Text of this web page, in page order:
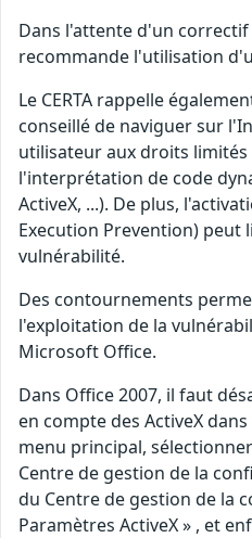
Dans l'attente d'un correctif
recommande l'utilisation
Le CERTA rappelle
conseillé de naviguer sur
utilisateur aux droits
l'interprétation de code
ActiveX, ...). De plus,
Execution Prevention)
vulnérabilité.
Des contournements
l'exploitation de la
Microsoft Office.
Dans Office 2007, il faut
en compte des ActiveX
menu principal,
Centre de gestion de la
du Centre de gestion de la
Paramètres ActiveX » , et